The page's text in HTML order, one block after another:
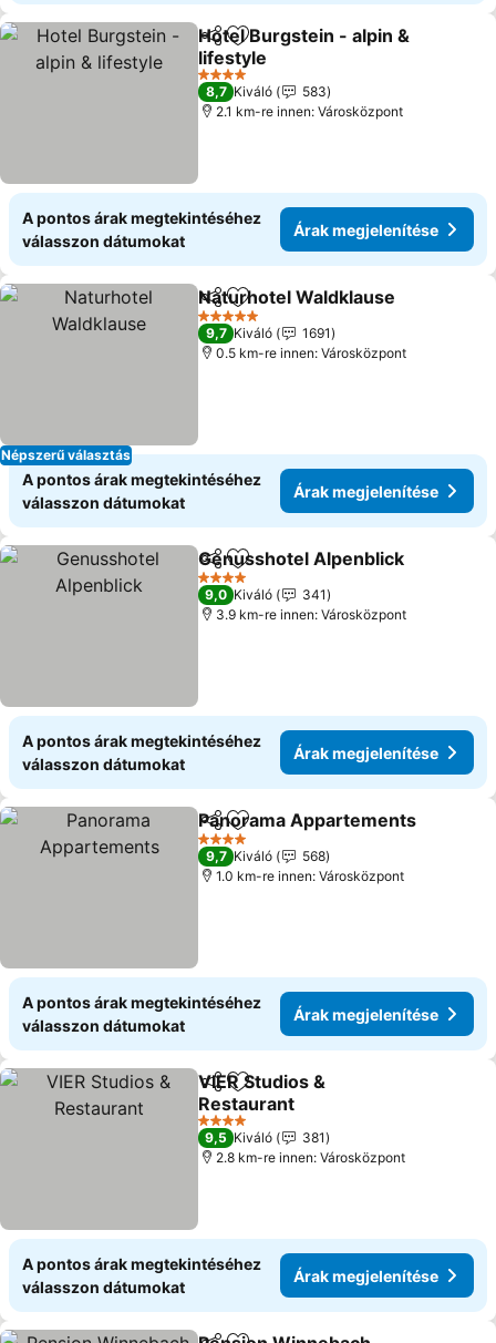
Megosztás
Hozzáadás a kedvencekhez
Hotel Burgstein - alpin &
lifestyle
Árak megjelenítése
4 Kategória
8,7 Kiváló
583
2.1 km-re innen: Városközpont
A pontos árak megtekintéséhez
válasszon dátumokat
Árak megjelenítése
Népszerű választás
Megosztás
Hozzáadás a kedvencekhez
Naturhotel Waldklause
5 Kategória
9,7 Kiváló
1691
0.5 km-re innen: Városközpont
A pontos árak megtekintéséhez
válasszon dátumokat
Árak megjelenítése
Megosztás
Hozzáadás a kedvencekhez
Genusshotel Alpenblick
4 Kategória
9,0 Kiváló
341
3.9 km-re innen: Városközpont
A pontos árak megtekintéséhez
válasszon dátumokat
Árak megjelenítése
Megosztás
Hozzáadás a kedvencekhez
Panorama Appartements
4 Kategória
9,7 Kiváló
568
1.0 km-re innen: Városközpont
A pontos árak megtekintéséhez
válasszon dátumokat
Árak megjelenítése
Megosztás
Hozzáadás a kedvencekhez
VIER Studios &
Restaurant
Árak megjelenítése
4 Kategória
9,5 Kiváló
381
2.8 km-re innen: Városközpont
A pontos árak megtekintéséhez
válasszon dátumokat
Árak megjelenítése